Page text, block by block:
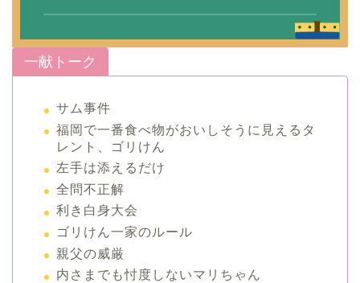
一献トーク
サム事件
福岡で一番食べ物がおいしそうに見えるタ
レント、ゴリけん
左手は添えるだけ
全問不正解
利き白身大会
ゴリけん一家のルール
親父の威厳
内さまでも忖度しないマリちゃん